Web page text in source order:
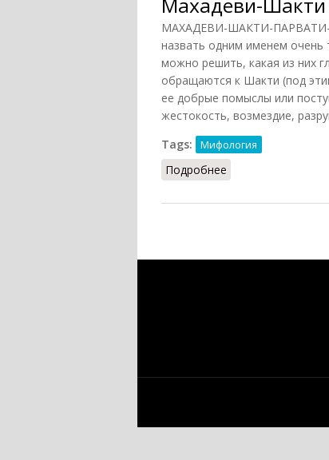
Махадеви-Шакти
МАХАДЕВИ-ШАКТИ-ПАРВАТИ-
назвать одним именем очень
можно решить, какая из них
обращаются к Шакти (под
ее добрые помыслы или
жестокость, возмездие,
Tags:
Мифология
Подробнее